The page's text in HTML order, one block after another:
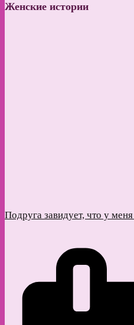
Женские истории
Подруга завидует, что у